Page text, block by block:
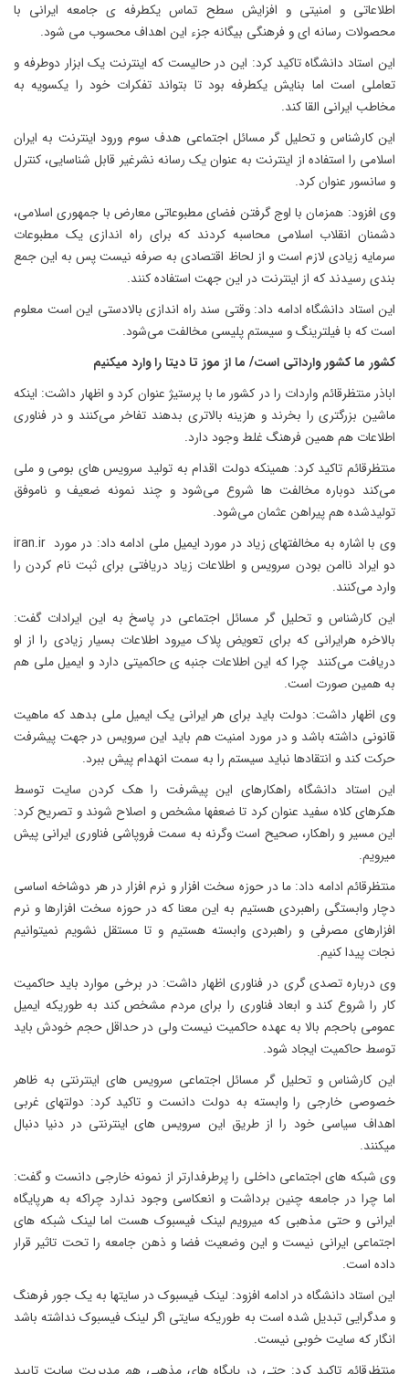
اطلاعاتی و امنیتی و افزایش سطح تماس یکطرفه ی جامعه ایرانی با
محصولات رسانه ای و فرهنگی بیگانه جزء این اهداف محسوب می شود.
این استاد دانشگاه تاکید کرد: این در حالیست که اینترنت یک ابزار دوطرفه و
تعاملی است اما بنایش یکطرفه بود تا بتواند تفکرات خود را یکسویه به
مخاطب ایرانی القا کند.
این کارشناس و تحلیل گر مسائل اجتماعی هدف سوم ورود اینترنت به ایران
اسلامی را استفاده از اینترنت به عنوان یک رسانه نشرغیر قابل شناسایی، کنترل
و سانسور عنوان کرد.
وی افزود: همزمان با اوج گرفتن فضای مطبوعاتی معارض با جمهوری اسلامی،
دشمنان انقلاب اسلامی محاسبه کردند که برای راه اندازی یک مطبوعات
سرمایه زیادی لازم است و از لحاظ اقتصادی به صرفه نیست پس به این جمع
بندی رسیدند که از اینترنت در این جهت استفاده کنند.
این استاد دانشگاه ادامه داد: وقتی سند راه اندازی بالادستی این است معلوم
است که با فیلترینگ و سیستم پلیسی مخالفت می‌شود.
کشور ما کشور وارداتی است/ ما از موز تا دیتا را وارد میکنیم
اباذر منتظرقائم واردات را در کشور ما با پرستیژ عنوان کرد و اظهار داشت: اینکه
ماشین بزرگتری را بخرند و هزینه بالاتری بدهند تفاخر می‌کنند و در فناوری
اطلاعات هم همین فرهنگ غلط وجود دارد.
منتظرقائم تاکید کرد: همینکه دولت اقدام به تولید سرویس های بومی و ملی
می‌کند دوباره مخالفت ها شروع می‌شود و چند نمونه ضعیف و ناموفق
تولیدشده هم پیراهن عثمان می‌شود.
وی با اشاره به مخالفتهای زیاد در مورد ایمیل ملی ادامه داد: در مورد iran.ir
دو ایراد ناامن بودن سرویس و اطلاعات زیاد دریافتی برای ثبت نام کردن را
وارد می‌کنند.
این کارشناس و تحلیل گر مسائل اجتماعی در پاسخ به این ایرادات گفت:
بالاخره هرایرانی که برای تعویض پلاک میرود اطلاعات بسیار زیادی را از او
دریافت می‌کنند چرا که این اطلاعات جنبه ی حاکمیتی دارد و ایمیل ملی هم
به همین صورت است.
وی اظهار داشت: دولت باید برای هر ایرانی یک ایمیل ملی بدهد که ماهیت
قانونی داشته باشد و در مورد امنیت هم باید این سرویس در جهت پیشرفت
حرکت کند و انتقادها نباید سیستم را به سمت انهدام پیش ببرد.
این استاد دانشگاه راهکارهای این پیشرفت را هک کردن سایت توسط
هکرهای کلاه سفید عنوان کرد تا ضعفها مشخص و اصلاح شوند و تصریح کرد:
این مسیر و راهکار، صحیح است وگرنه به سمت فروپاشی فناوری ایرانی پیش
میرویم.
منتظرقائم ادامه داد: ما در حوزه سخت افزار و نرم افزار در هر دوشاخه اساسی
دچار وابستگی راهبردی هستیم به این معنا که در حوزه سخت افزارها و نرم
افزارهای مصرفی و راهبردی وابسته هستیم و تا مستقل نشویم نمیتوانیم
نجات پیدا کنیم.
وی درباره تصدی گری در فناوری اظهار داشت: در برخی موارد باید حاکمیت
کار را شروع کند و ابعاد فناوری را برای مردم مشخص کند به طوریکه ایمیل
عمومی باحجم بالا به عهده حاکمیت نیست ولی در حداقل حجم خودش باید
توسط حاکمیت ایجاد شود.
این کارشناس و تحلیل گر مسائل اجتماعی سرویس های اینترنتی به ظاهر
خصوصی خارجی را وابسته به دولت دانست و تاکید کرد: دولتهای غربی
اهداف سیاسی خود را از طریق این سرویس های اینترنتی در دنیا دنبال
میکنند.
وی شبکه های اجتماعی داخلی را پرطرفدارتر از نمونه خارجی دانست و گفت:
اما چرا در جامعه چنین برداشت و انعکاسی وجود ندارد چراکه به هرپایگاه
ایرانی و حتی مذهبی که میرویم لینک فیسبوک هست اما لینک شبکه های
اجتماعی ایرانی نیست و این وضعیت فضا و ذهن جامعه را تحت تاثیر قرار
داده است.
این استاد دانشگاه در ادامه افزود: لینک فیسبوک در سایتها به یک جور فرهنگ
و مدگرایی تبدیل شده است به طوریکه سایتی اگر لینک فیسبوک نداشته باشد
انگار که سایت خوبی نیست.